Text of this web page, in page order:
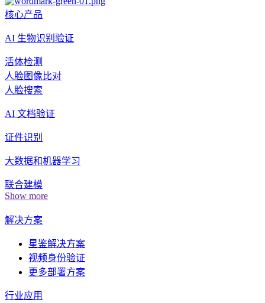
核心产品
AI 生物识别验证
活体检测
人脸图像比对
人脸搜索
AI 文档验证
证件识别
大数据和机器学习
联合建模
Show more
解决方案
星鉴解决方案
视频身份验证
更多部署方案
行业应用